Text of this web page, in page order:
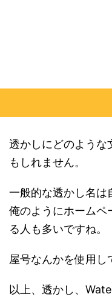
透かしにどのような
もしれません。
一般的な透かし名は
俺のようにホームペ
る人も多いですね。
屋号なんかを使用し
以上、透かし、